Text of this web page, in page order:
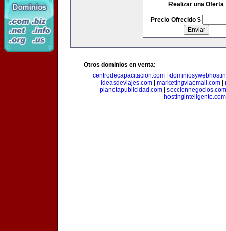
Realizar una Oferta
Precio Ofrecido $
Otros dominios en venta:
centrodecapacitacion.com
ideasdeviajes.com| marketingviaemail.com|
planetapublicidad.com| seccionnegocios.com
hostinginteligente.com